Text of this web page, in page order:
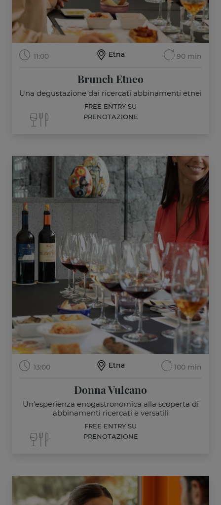
11:00 Etna 90 min
Brunch Etneo
Una degustazione dai ricercati abbinamenti etnei
FREE ENTRY SU
PRENOTAZIONE
13:00 Etna 100 min
Donna Vulcano
Un'esperienza enogastronomica alla scoperta di
abbinamenti ricercati e versatili
FREE ENTRY SU
PRENOTAZIONE